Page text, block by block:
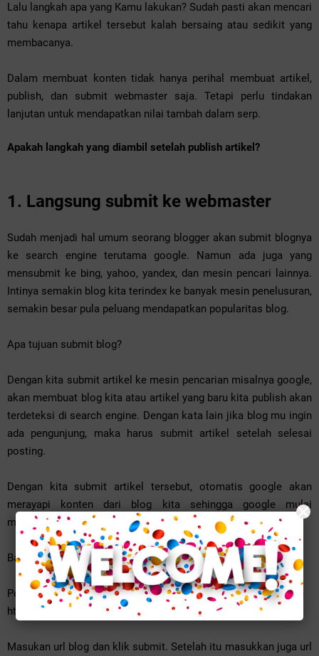
Lalu langkah apa yang Kamu lakukan? Sudah pasti akan mencari
tahu kenapa artikel tersebut kalah bersaing atau sedikit yang
membacanya.
Dalam membuat konten tidak hanya perihal membuat artikel,
publish, dan submit webmaster saja. Tetapi perlu tindakan
lanjutan untuk mendapatkan nilai tambah dalam serp.
Apakah langkah yang diambil setelah publish artikel?
1. Langsung submit ke webmaster
Sudah menjadi hal umum seorang blogger akan submit blognya
ke search engine terutama google. Namun ada juga yang
mensubmit ke bing, yahoo, yandex, dan mesin pencari lainnya.
Intinya semakin blog kita terindex ke banyak mesin penelusuran,
semakin besar pula peluang mendapatkan popularitas blog.
Apa tujuan submit blog?
Dengan kita submit artikel ke mesin pencarian misalnya google,
akan membuat blog kita atau artikel yang baru kita publish akan
terdeteksi di search engine. Dengan kata lain jika blog mu ingin
ada pengunjung, maka harus submit artikel setelah selesai
posting.
Dengan kita submit artikel tersebut, otomatis google akan
merayapi konten dari blog kita sehingga google mulai
mengindeks apa yang terdapat di dalam blog kita.
Bagaimana cara kita submit artikel ke google?
Pertama Kamu harus menambahkan url blog terlebih dahulu ke
https://www.google.com/webmasters/tools/submit-url
Masukan url blog dan klik submit. Setelah itu masukkan juga url
×